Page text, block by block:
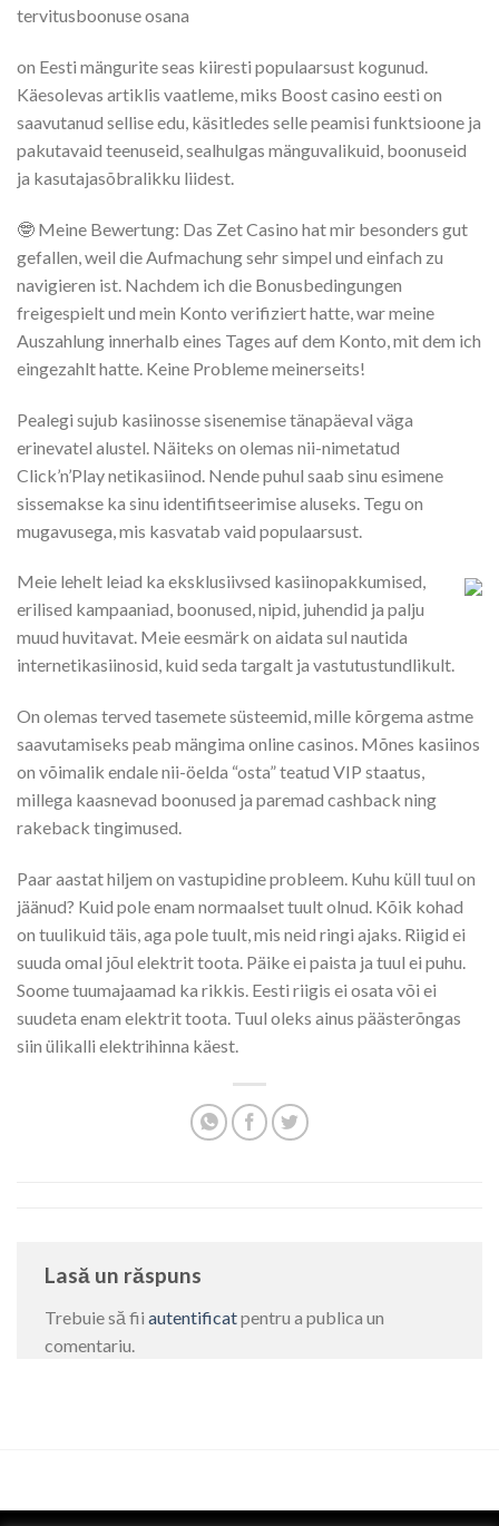
tervitusboonuse osana
on Eesti mängurite seas kiiresti populaarsust kogunud.
Käesolevas artiklis vaatleme, miks Boost casino eesti on
saavutanud sellise edu, käsitledes selle peamisi funktsioone ja
pakutavaid teenuseid, sealhulgas mänguvalikuid, boonuseid
ja kasutajasõbralikku liidest.
🤓 Meine Bewertung: Das Zet Casino hat mir besonders gut
gefallen, weil die Aufmachung sehr simpel und einfach zu
navigieren ist. Nachdem ich die Bonusbedingungen
freigespielt und mein Konto verifiziert hatte, war meine
Auszahlung innerhalb eines Tages auf dem Konto, mit dem ich
eingezahlt hatte. Keine Probleme meinerseits!
Pealegi sujub kasiinosse sisenemise tänapäeval väga
erinevatel alustel. Näiteks on olemas nii-nimetatud
Click’n’Play netikasiinod. Nende puhul saab sinu esimene
sissemakse ka sinu identifitseerimise aluseks. Tegu on
mugavusega, mis kasvatab vaid populaarsust.
Meie lehelt leiad ka eksklusiivsed kasiinopakkumised,
erilised kampaaniad, boonused, nipid, juhendid ja palju
muud huvitavat. Meie eesmärk on aidata sul nautida
internetikasiinosid, kuid seda targalt ja vastutustundlikult.
On olemas terved tasemete süsteemid, mille kõrgema astme
saavutamiseks peab mängima online casinos. Mõnes kasiinos
on võimalik endale nii-öelda “osta” teatud VIP staatus,
millega kaasnevad boonused ja paremad cashback ning
rakeback tingimused.
Paar aastat hiljem on vastupidine probleem. Kuhu küll tuul on
jäänud? Kuid pole enam normaalset tuult olnud. Kõik kohad
on tuulikuid täis, aga pole tuult, mis neid ringi ajaks. Riigid ei
suuda omal jõul elektrit toota. Päike ei paista ja tuul ei puhu.
Soome tuumajaamad ka rikkis. Eesti riigis ei osata või ei
suudeta enam elektrit toota. Tuul oleks ainus päästerõngas
siin ülikalli elektrihinna käest.
Lasă un răspuns
Trebuie să fii autentificatpentru a publica un
comentariu.